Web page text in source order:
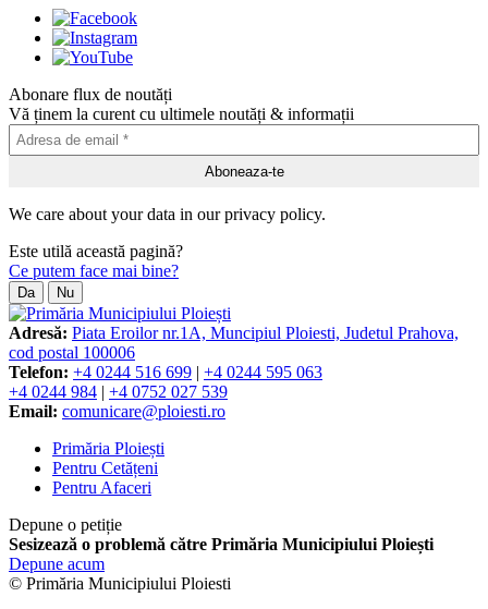
Abonare flux de noutăți
Vă ținem la curent cu ultimele noutăți & informații
We care about your data in our privacy policy.
Este utilă această pagină?
Ce putem face mai bine?
Da Nu
Adresă: Piata Eroilor nr.1A, Muncipiul Ploiesti, Judetul Prahova,
cod postal 100006
Telefon: +4 0244 516 699 | +4 0244 595 063
+4 0244 984 | +4 0752 027 539
Email: comunicare@ploiesti.ro
Primăria Ploiești
Pentru Cetățeni
Pentru Afaceri
Depune o petiție
Sesizează o problemă către Primăria Municipiului Ploiești
Depune acum
© Primăria Municipiului Ploiesti